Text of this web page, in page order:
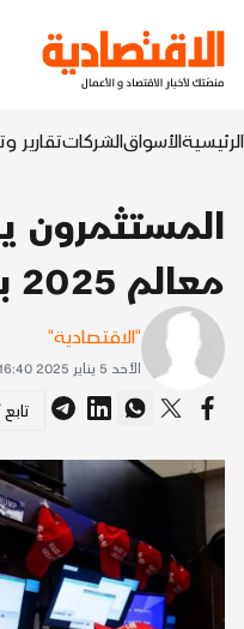
الرئيسيةالأسواقالشركاتتقارير
المستثمرون
معالم 2025 بريشة يناير
"الاقتصادية"
الأحد 5 يناير 2025 16:40